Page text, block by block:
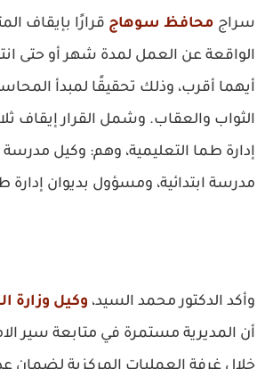
سراج محافظ سوهاج قرارًا بإيقاف
الواقعة عن العمل لمدة شهر أو حتى
أيهما أقرب، وذلك تحقيقًا لمبدأ
الثواب والعقاب. وشمل القرار إيقاف
إدارة طما التعليمية، وهم: وكيل مدرسة
مدرسة ابتدائية، ومسؤول بديوان إدارة
وأكد الدكتور محمد السيد، وكيل وزارة
أن المديرية مستمرة في متابعة سير